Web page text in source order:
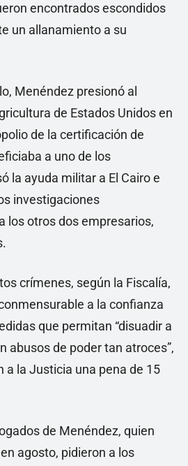
encontrados escondidos
un allanamiento a su
Menéndez presionó al
de Estados Unidos en
de la certificación de
a uno de los
la ayuda militar a El Cairo e
investigaciones
los otros dos empresarios,
crímenes, según la Fiscalía,
a la confianza
que permitan “disuadir a
abusos de poder tan atroces”,
a la Justicia una pena de 15
de Menéndez, quien
agosto, pidieron a los